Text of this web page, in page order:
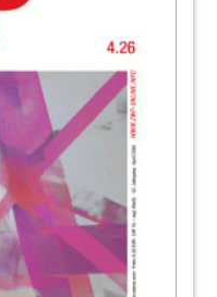
uns recht, unser
aus